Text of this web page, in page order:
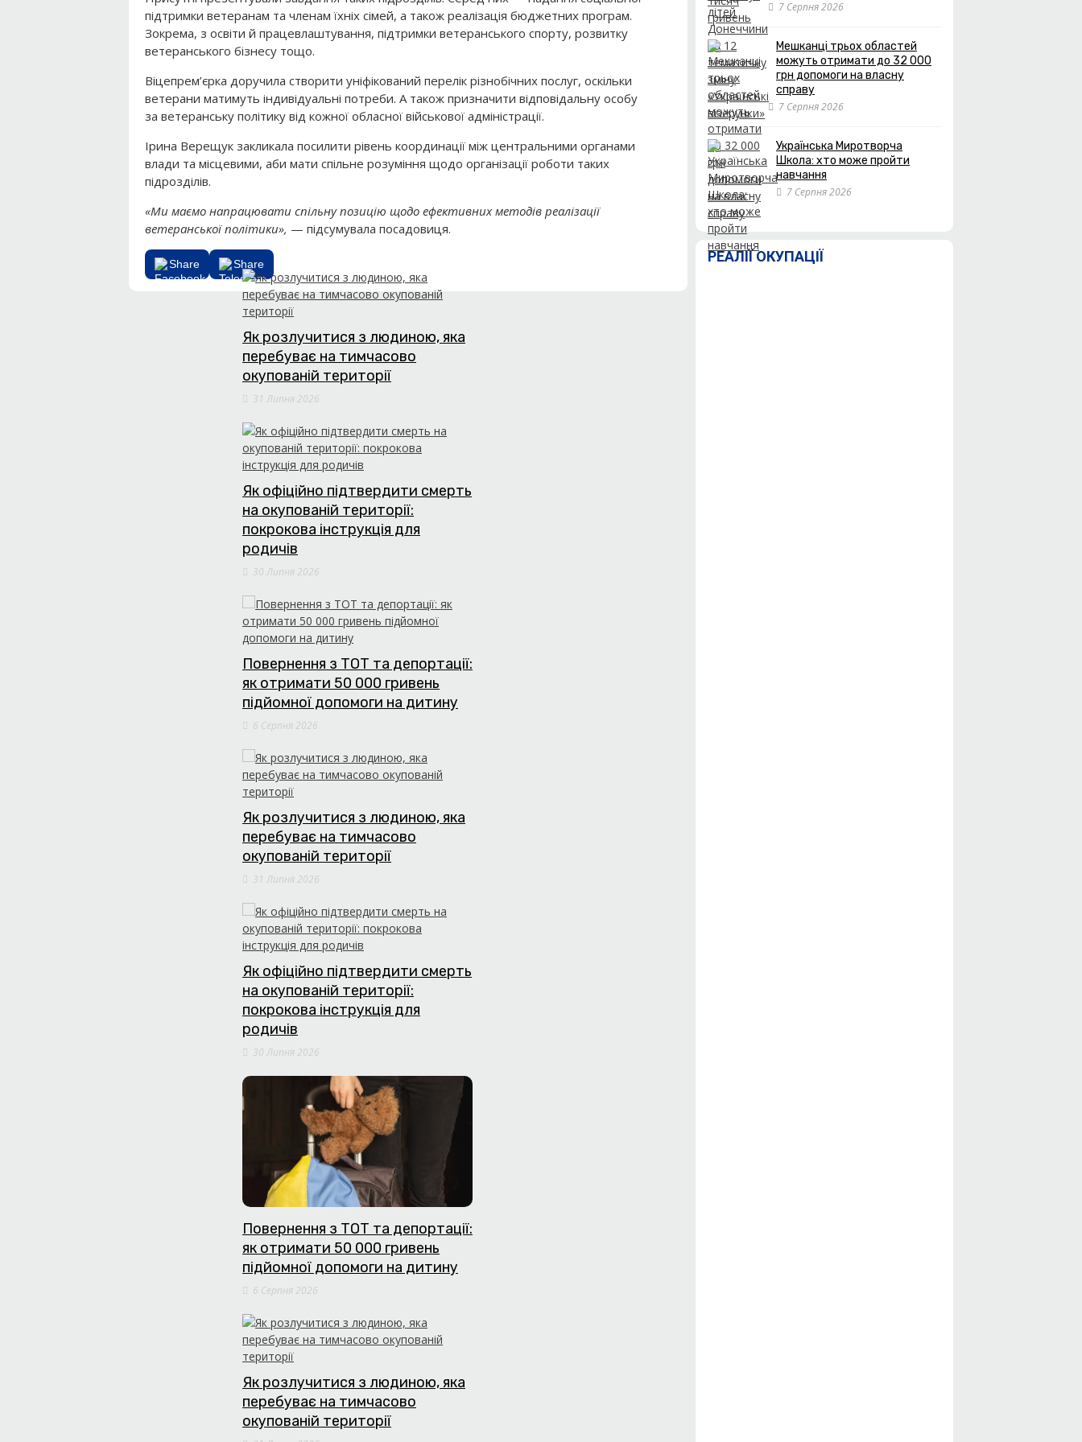
підтримки ветеранам та членам їхніх сімей, а також реалізація бюджетних програм.
Зокрема, з освіти й працевлаштування, підтримки ветеранського спорту, розвитку
ветеранського бізнесу тощо.
Віцепрем’єрка доручила створити уніфікований перелік різнобічних послуг, оскільки
ветерани матимуть індивідуальні потреби. А також призначити відповідальну особу
за ветеранську політику від кожної обласної військової адміністрації.
Ірина Верещук закликала посилити рівень координації між центральними органами
влади та місцевими, аби мати спільне розуміння щодо організації роботи таких
підрозділів.
«Ми маємо напрацювати спільну позицію щодо ефективних методів реалізації
ветеранської політики», — підсумувала посадовиця.
Share Share
7 Серпня 2026
Мешканці трьох областей
можуть отримати до 32 000
грн допомоги на власну
справу
7 Серпня 2026
Українська Миротворча
Школа: хто може пройти
навчання
7 Серпня 2026
РЕАЛІЇ ОКУПАЦІЇ
Як розлучитися з людиною, яка
перебуває на тимчасово
окупованій території
31 Липня 2026
Як офіційно підтвердити смерть
на окупованій території:
покрокова інструкція для
родичів
30 Липня 2026
Повернення з ТОТ та депортації:
як отримати 50 000 гривень
підйомної допомоги на дитину
6 Серпня 2026
Як розлучитися з людиною, яка
перебуває на тимчасово
окупованій території
31 Липня 2026
Як офіційно підтвердити смерть
на окупованій території:
покрокова інструкція для
родичів
30 Липня 2026
Повернення з ТОТ та депортації:
як отримати 50 000 гривень
підйомної допомоги на дитину
6 Серпня 2026
Як розлучитися з людиною, яка
перебуває на тимчасово
окупованій території